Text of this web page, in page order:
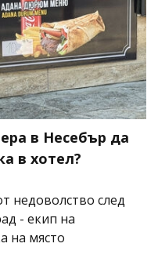
в Несебър да
в хотел?
недоволство след
- екип на
на място